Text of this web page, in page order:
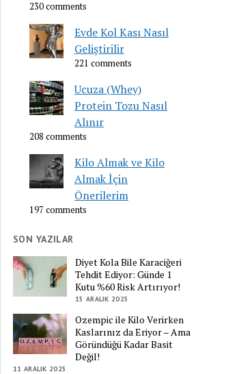
230 comments
Evde Kol Kası Nasıl
Geliştirilir
221 comments
Ucuza (Whey)
Protein Tozu Nasıl
Alınır
208 comments
Kilo Almak ve Kilo
Almak İçin
Önerilerim
197 comments
SON YAZILAR
Diyet Kola Bile Karaciğeri
Tehdit Ediyor: Günde 1
Kutu %60 Risk Artırıyor!
15 ARALIK 2025
Ozempic ile Kilo Verirken
Kaslarınız da Eriyor – Ama
Göründüğü Kadar Basit
Değil!
11 ARALIK 2025